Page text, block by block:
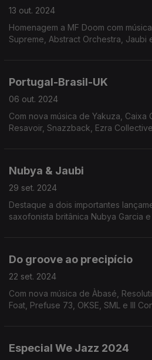
13 out. 2024
Homenagem a MF Doom com
Supreme, Abstract Orchestra, Jaubi
Portugal-Brasil-UK
06 out. 2024
Com nova música de Yakuza, Caixa
Resavoir, Snazzback, Ezra
Nubya & Jaubi
29 set. 2024
Destaque a dois importantes
saxofonista britânica Nubya Garcia
Do groove ao precipício
22 set. 2024
Com nova música de Àbasé,
Foat, Prefuse 73, OKSE, SML e Ill
Especial We Jazz 2024